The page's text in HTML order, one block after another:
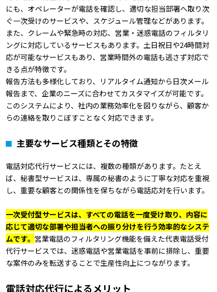
にも、オペレーターが電話を確認し、適切な担当部署へ取り次
ぐ一次受けのサービスや、スケジュール管理などがあります。
また、クレームや緊急時の対応、営業・迷惑電話のフィルタリ
ングに対応しているサービスもあります。土日祝日や24時間対
応が可能なサービスもあり、営業時間外の電話も逃さず対応で
きる点が特徴です。
報告方法も多様化しており、リアルタイム通知から日次メール
報告まで、企業のニーズに合わせてカスタマイズが可能です。
このシステムにより、社内の業務効率化を図りながら、顧客か
らの連絡を取りこぼすことなく対応できます。
主要なサービス種類とその特徴
電話対応代行サービスには、複数の種類があります。たとえ
ば、秘書型サービスは、専属の秘書のように丁寧な対応を重視
し、重要な顧客との関係性を保ちながら電話応対を行います。
一次受付型サービスは、すべての電話を一度受け取り、内容に
応じて適切な部署や担当者への振り分けを行う効率的なシステ
ムです。 営業電話のフィルタリング機能を備えた代表電話受付
代行サービスでは、迷惑電話や営業電話を事前に排除し、重要
な案件のみを転送することで生産性向上につながります。
電話対応代行によるメリット